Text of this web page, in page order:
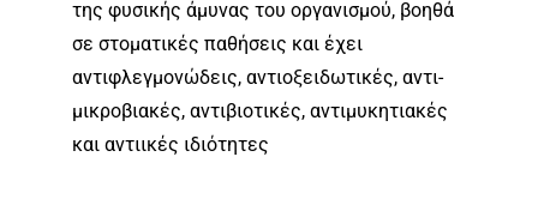
της φυσικής άμυνας του οργανισμού, βοηθά
σε στοματικές παθήσεις και έχει
αντιφλεγμονώδεις, αντιοξειδωτικές, αντι-
μικροβιακές, αντιβιοτικές, αντιμυκητιακές
και αντιικές ιδιότητες